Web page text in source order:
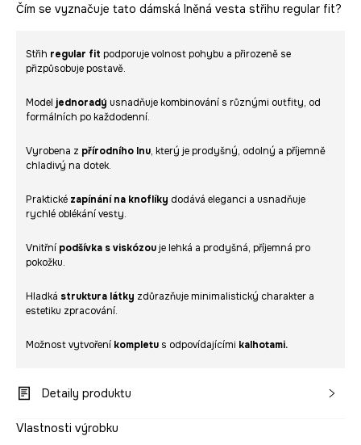
Čím se vyznačuje tato dámská lněná vesta střihu regular fit?
Střih regular fit podporuje volnost pohybu a přirozeně se
přizpůsobuje postavě.
Model jednoradý usnadňuje kombinování s různými outfity, od
formálních po každodenní.
Vyrobena z přírodního lnu, který je prodyšný, odolný a příjemně
chladivý na dotek.
Praktické zapínání na knoflíky dodává eleganci a usnadňuje
rychlé oblékání vesty.
Vnitřní podšívka s viskózouje lehká a prodyšná, příjemná pro
pokožku.
Hladká struktura látky zdůrazňuje minimalistický charakter a
estetiku zpracování.
Možnost vytvoření kompletu s odpovídajícími kalhotami.
Detaily produktu
Vlastnosti výrobku